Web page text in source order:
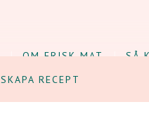
OM FRISK MAT SÅ
SKAPA RECEPT